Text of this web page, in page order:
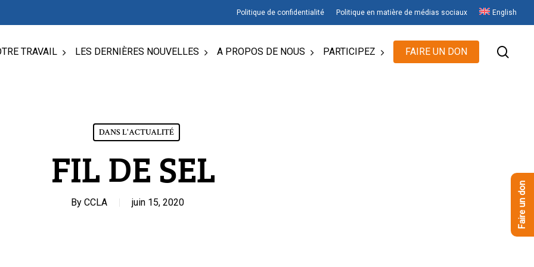
Politique de confidentialité Politique en matière de médias sociaux English
TRAVAIL LES DERNIÈRES NOUVELLES A PROPOS DE NOUS PARTICIPEZ FAIRE UN DON
DANS L'ACTUALITÉ
FIL DE SEL
By CCLA juin 15, 2020 Faire un don